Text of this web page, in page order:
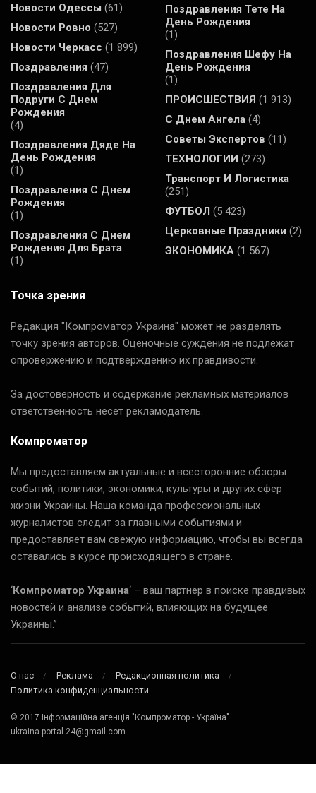
Новости Одессы (61)
Новости Ровно (527)
Новости Черкасс (1 899)
Поздравления (47)
Поздравления Для
Подруги С Днем
Рождения
(4)
Поздравления Дяде На
День Рождения
(1)
Поздравления С Днем
Рождения
(1)
Поздравления С Днем
Рождения Для Брата
(1)
Поздравления Тете На
День Рождения
(1)
Поздравления Шефу На
День Рождения
(1)
ПРОИСШЕСТВИЯ (1 913)
С Днем Ангела (4)
Советы Экспертов (11)
ТЕХНОЛОГИИ (273)
Транспорт И Логистика
(251)
ФУТБОЛ (5 423)
Церковные Праздники (2)
ЭКОНОМИКА (1 567)
Точка зрения
Редакция "Компроматор Украина" может не разделять
точку зрения авторов. Оценочные суждения не подлежат
опровержению и подтверждению их правдивости.
За достоверность и содержание рекламных материалов
ответственность несет рекламодатель.
Компроматор
Мы предоставляем актуальные и всесторонние обзоры
событий, политики, экономики, культуры и других сфер
жизни Украины. Наша команда профессиональных
журналистов следит за главными событиями и
предоставляет вам свежую информацию, чтобы вы всегда
оставались в курсе происходящего в стране.
‘Компроматор Украина‘ – ваш партнер в поиске правдивых
новостей и анализе событий, влияющих на будущее
Украины.”
О нас Реклама
Редакционная политика
Политика конфиденциальности
© 2017 Інформаційна агенція "Компроматор - Україна"
ukraina.portal.24@gmail.com.